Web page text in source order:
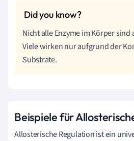
Nicht alle Enzyme im Körper
Viele wirken nur aufgrund der
Substrate.
Beispiele für
Allosterische Regulation ist ein